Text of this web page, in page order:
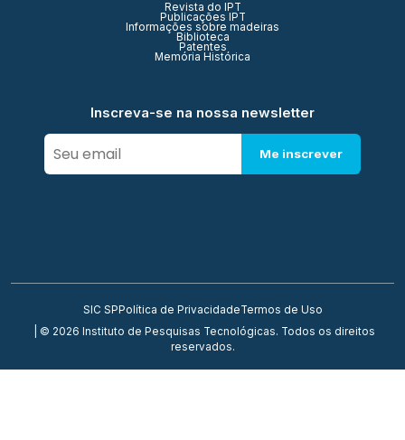
Revista do IPT
Publicações IPT
Informações sobre madeiras
Biblioteca
Patentes
Memória Histórica
Inscreva-se na nossa newsletter
Me inscrever
SIC SP Política de PrivacidadeTermos de Uso
| © 2026 Instituto de Pesquisas Tecnológicas. Todos os direitos
reservados.